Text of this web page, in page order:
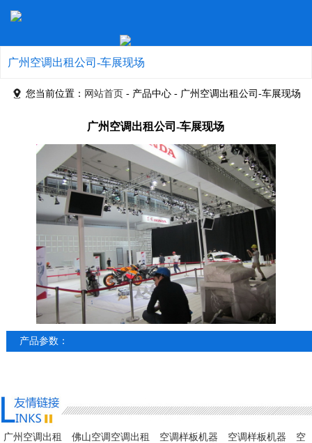
广州空调出租公司-车展现场
您当前位置： 网站首页 - 产品中心 - 广州空调出租公司-车展现场
广州空调出租公司-车展现场
产品参数：
广州空调出租 佛山空调空调出租 空调样板机器 空调样板机器
空